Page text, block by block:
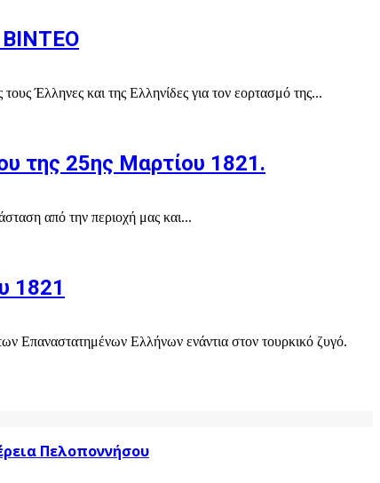
ΒΙΝΤΕΟ
Έλληνες και της Ελληνίδες για τον εορτασμό της...
της 25ης Μαρτίου 1821.
από την περιοχή μας και...
1821
Επαναστατημένων Ελλήνων ενάντια στον τουρκικό ζυγό.
Πελοποννήσου